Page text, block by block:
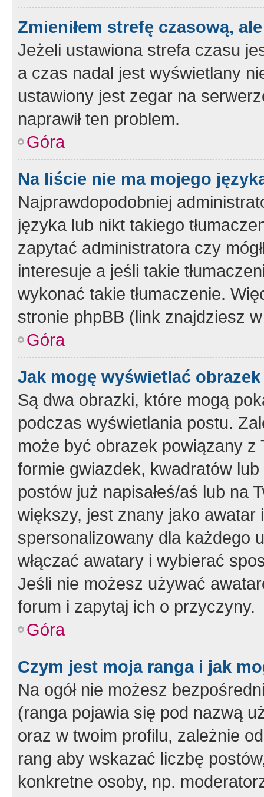
Zmieniłem strefę czasową,
Jeżeli ustawiona strefa czasu
a czas nadal jest wyświetlany
ustawiony jest zegar na
naprawił ten problem.
Góra
Na liście nie ma mojego
Najprawdopodobniej
języka lub nikt takiego
zapytać administratora czy
interesuje a jeśli takie
wykonać takie tłumaczenie.
stronie phpBB (link znajdziesz
Góra
Jak mogę wyświetlać
Są dwa obrazki, które mogą
podczas wyświetlania postu.
może być obrazek powiązany z
formie gwiazdek, kwadratów
postów już napisałeś/aś lub na
większy, jest znany jako
spersonalizowany dla każdego
włączać awatary i wybierać
Jeśli nie możesz używać
forum i zapytaj ich o przyczyny.
Góra
Czym jest moja ranga i jak
Na ogół nie możesz
(ranga pojawia się pod nazwą
oraz w twoim profilu, zależnie
rang aby wskazać liczbę
konkretne osoby, np.